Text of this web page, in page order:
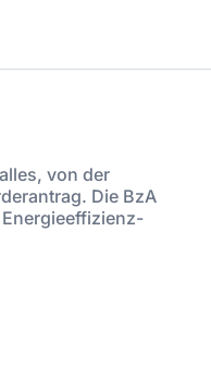
von der
Die BzA